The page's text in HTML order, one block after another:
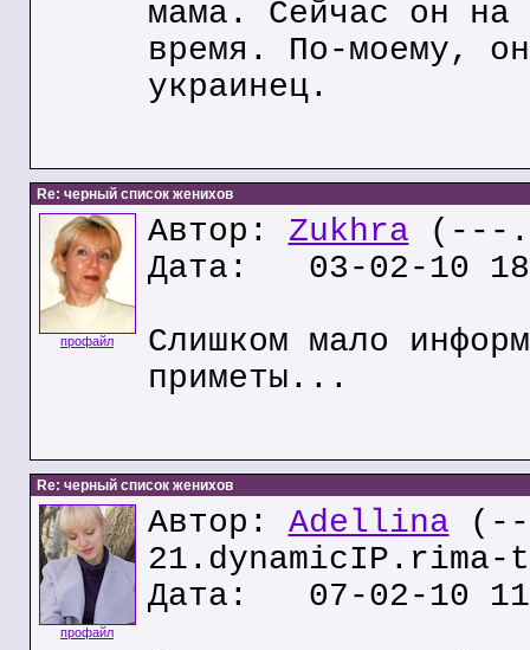
мама. Сейчас он на
время. По-моему,
украинец.
Re: черный список женихов
профайл
Автор: Zukhra (---
Дата: 03-02-10
Слишком мало
приметы...
Re: черный список женихов
профайл
Автор: Adellina
Дата: 07-02-10